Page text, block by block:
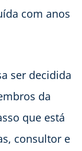
com anos
ser decidida
da
que está
consultor e